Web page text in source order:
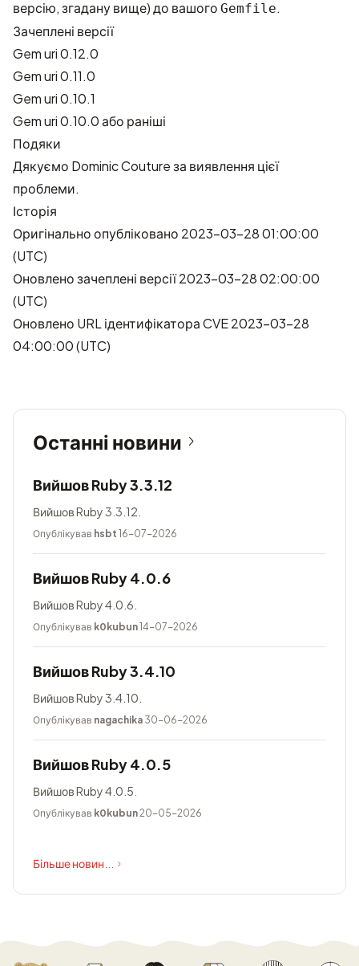
версію, згадану вище) до вашого Gemfile.
Зачеплені версії
Gem uri 0.12.0
Gem uri 0.11.0
Gem uri 0.10.1
Gem uri 0.10.0 або раніші
Подяки
Дякуємо Dominic Coutureза виявлення цієї
проблеми.
Історія
Оригінально опубліковано 2023-03-28 01:00:00
(UTC)
Оновлено зачеплені версії 2023-03-28 02:00:00
(UTC)
Оновлено URL ідентифікатора CVE 2023-03-28
04:00:00 (UTC)
Останні новини
Вийшов Ruby 3.3.12
Вийшов Ruby 3.3.12.
Опублікував hsbt 16-07-2026
Вийшов Ruby 4.0.6
Вийшов Ruby 4.0.6.
Опублікував k0kubun14-07-2026
Вийшов Ruby 3.4.10
Вийшов Ruby 3.4.10.
Опублікував nagachika 30-06-2026
Вийшов Ruby 4.0.5
Вийшов Ruby 4.0.5.
Опублікував k0kubun20-05-2026
Більше новин...